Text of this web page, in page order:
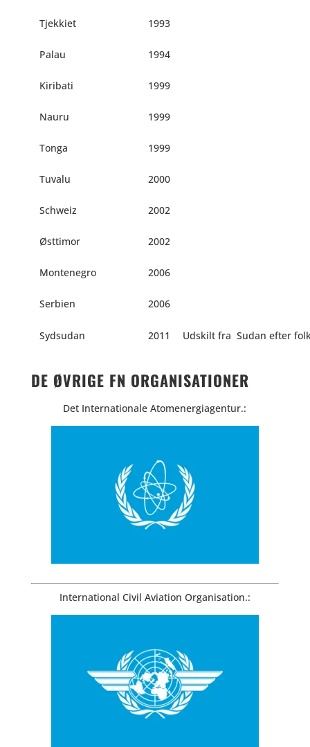
Tjekkiet 1993
Palau 1994
Kiribati 1999
Nauru 1999
Tonga 1999
Tuvalu 2000
Schweiz 2002
Østtimor 2002
Montenegro 2006
Serbien 2006
Sydsudan 2011 Udskilt fra Sudan efter
DE ØVRIGE FN ORGANISATIONER
Det Internationale Atomenergiagentur.:
International Civil Aviation Organisation.: